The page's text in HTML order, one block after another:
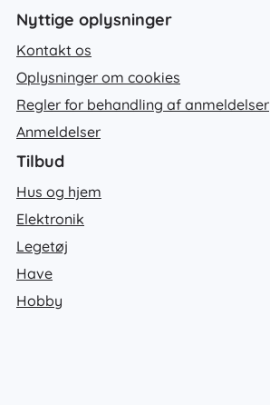
Nyttige oplysninger
Kontakt os
Oplysninger om cookies
Regler for behandling af anmeldelser
Anmeldelser
Tilbud
Hus og hjem
Elektronik
Legetøj
Have
Hobby